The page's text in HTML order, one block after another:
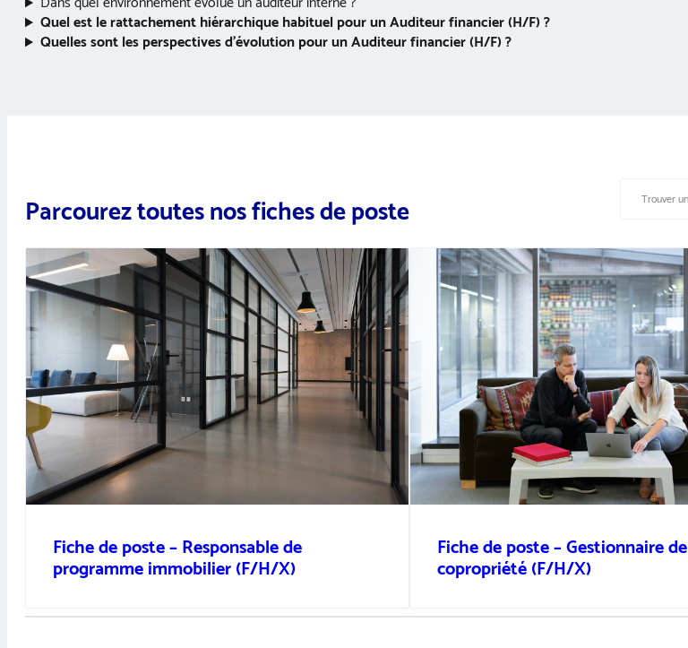
Quel est le rattachement hiérarchique habituel pour un Auditeur financier (H/F) ?
Quelles sont les perspectives d’évolution pour un Auditeur financier (H/F) ?
Parcourez toutes nos fiches de poste
Fiche de poste – Responsable de
programme immobilier (F/H/X)
Fiche de poste – Gestionnaire de
copropriété (F/H/X)